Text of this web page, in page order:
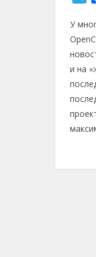
l
e
g
r
a
m
У
и на